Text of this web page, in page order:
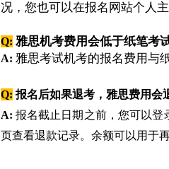
况，您也可以在报名网站个人主
Q: 雅思机考费用会低于纸笔考
A: 雅思考试机考的报名费用与
Q: 报名后如果退考，雅思费用会
A: 报名截止日期之前，您可以
页查看退款记录。余额可以用于